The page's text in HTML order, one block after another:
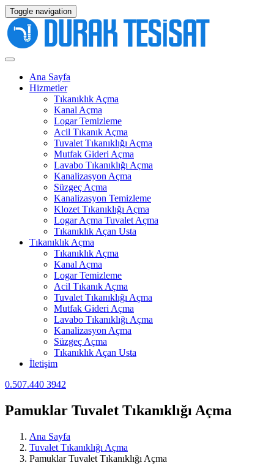
Toggle navigation
Ana Sayfa
Hizmetler
Tıkanıklık Açma
Kanal Açma
Logar Temizleme
Acil Tıkanık Açma
Tuvalet Tıkanıklığı Açma
Mutfak Gideri Açma
Lavabo Tıkanıklığı Açma
Kanalizasyon Açma
Süzgeç Açma
Kanalizasyon Temizleme
Klozet Tıkanıklığı Açma
Logar Açma Tuvalet Açma
Tıkanıklık Açan Usta
Tıkanıklık Açma
Tıkanıklık Açma
Kanal Açma
Logar Temizleme
Acil Tıkanık Açma
Tuvalet Tıkanıklığı Açma
Mutfak Gideri Açma
Lavabo Tıkanıklığı Açma
Kanalizasyon Açma
Süzgeç Açma
Tıkanıklık Açan Usta
İletişim
0.507.440 3942
Pamuklar Tuvalet Tıkanıklığı Açma
Ana Sayfa
Tuvalet Tıkanıklığı Açma
Pamuklar Tuvalet Tıkanıklığı Açma